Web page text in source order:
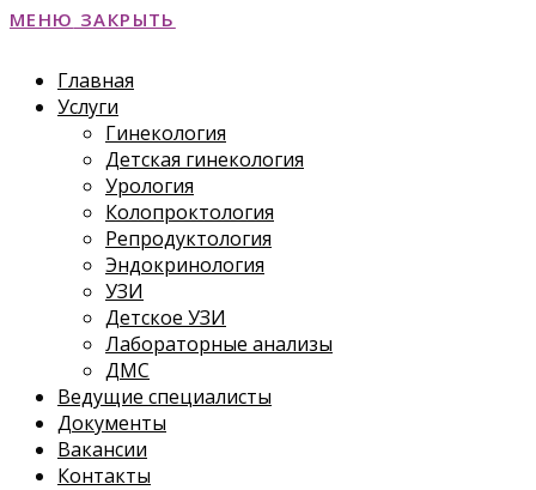
МЕНЮ ЗАКРЫТЬ
Главная
Услуги
Гинекология
Детская гинекология
Урология
Колопроктология
Репродуктология
Эндокринология
УЗИ
Детское УЗИ
Лабораторные анализы
ДМС
Ведущие специалисты
Документы
Вакансии
Контакты